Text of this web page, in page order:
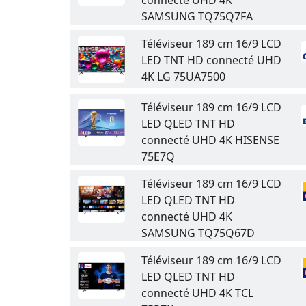
SAMSUNG TQ75Q7FA
Téléviseur 189 cm 16/9 LCD
LED TNT HD connecté UHD
4K LG 75UA7500
Téléviseur 189 cm 16/9 LCD
LED QLED TNT HD
connecté UHD 4K HISENSE
75E7Q
Téléviseur 189 cm 16/9 LCD
LED QLED TNT HD
connecté UHD 4K
SAMSUNG TQ75Q67D
Téléviseur 189 cm 16/9 LCD
LED QLED TNT HD
connecté UHD 4K TCL